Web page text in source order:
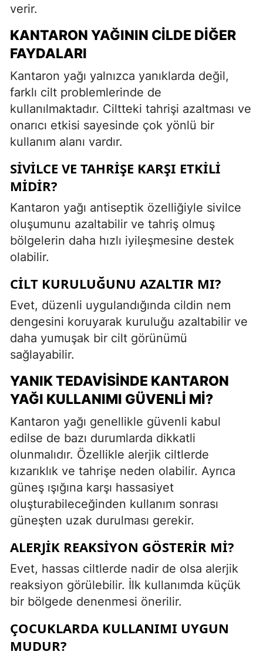
verir.
KANTARON YAĞININ CILDE DIĞER
FAYDALARI
Kantaron yağı yalnızca yanıklarda değil,
farklı cilt problemlerinde de
kullanılmaktadır. Ciltteki tahrişi azaltması ve
onarıcı etkisi sayesinde çok yönlü bir
kullanım alanı vardır.
SIVILCE VE TAHRIŞE KARŞI ETKILI
MIDIR?
Kantaron yağı antiseptik özelliğiyle sivilce
oluşumunu azaltabilir ve tahriş olmuş
bölgelerin daha hızlı iyileşmesine destek
olabilir.
CILT KURULUĞUNU AZALTIR MI?
Evet, düzenli uygulandığında cildin nem
dengesini koruyarak kuruluğu azaltabilir ve
daha yumuşak bir cilt görünümü
sağlayabilir.
YANIK TEDAVISINDE KANTARON
YAĞI KULLANIMI GÜVENLI MI?
Kantaron yağı genellikle güvenli kabul
edilse de bazı durumlarda dikkatli
olunmalıdır. Özellikle alerjik ciltlerde
kızarıklık ve tahrişe neden olabilir. Ayrıca
güneş ışığına karşı hassasiyet
oluşturabileceğinden kullanım sonrası
güneşten uzak durulması gerekir.
ALERJIK REAKSIYON GÖSTERIR MI?
Evet, hassas ciltlerde nadir de olsa alerjik
reaksiyon görülebilir. İlk kullanımda küçük
bir bölgede denenmesi önerilir.
ÇOCUKLARDA KULLANIMI UYGUN
MUDUR?